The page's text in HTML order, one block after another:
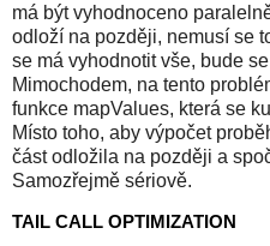
má být vyhodnoceno
odloží na později, nemusí se
se má vyhodnotit vše, bude
Mimochodem, na tento
funkce mapValues, která se
Místo toho, aby výpočet
část odložila na později a
Samozřejmě sériově.
TAIL CALL OPTIMIZATION